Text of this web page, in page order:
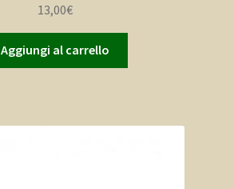
13,00€
Aggiungi al carrello